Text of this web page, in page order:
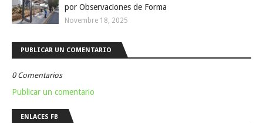
por Observaciones de Forma
Novembre 18, 2025
PUBLICAR UN COMENTARIO
0 Comentarios
Publicar un comentario
ENLACES FB